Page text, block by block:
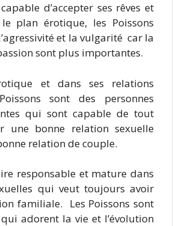
d’accepter ses rêves et
plan érotique, les Poissons
et la vulgarité car la
sont plus importantes.
et dans ses relations
sont des personnes
qui sont capable de tout
une bonne relation sexuelle
relation de couple.
responsable et mature dans
qui veut toujours avoir
familiale. Les Poissons sont
adorent la vie et l’évolution